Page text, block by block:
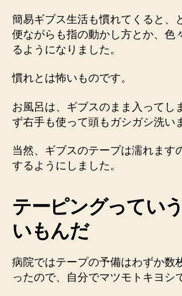
簡易ギブス生活も慣れてくると、
便ながらも指の動かし方とか、色
るようになりました。
慣れとは怖いものです。
お風呂は、ギブスのまま入ってし
ず右手も使って頭もガシガシ洗い
当然、ギブスのテープは濡れます
するようにしました。
テーピングってい
いもんだ
病院ではテープの予備はわずか数
ったので、自分でマツモトキヨシ